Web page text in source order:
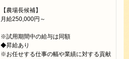
【農場長候補】
月給250,000円～
※試用期間中の給与は同額
◆昇給あり
※お任せする仕事の幅や業績に対する貢献